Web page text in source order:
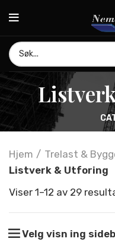
Hjem
Trelast &
Listverk & Utforing
Viser 1–12 av 29
Velg visn ing